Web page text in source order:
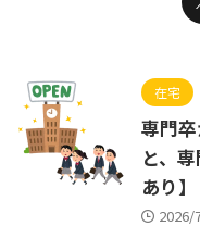
在宅
専門
と、
あり】
2026/